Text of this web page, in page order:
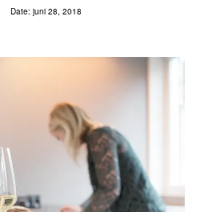
Date: juni 28, 2018